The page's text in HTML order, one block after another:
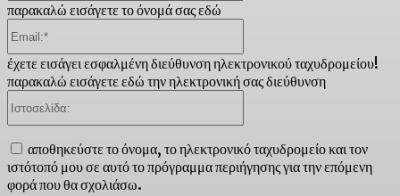
παρακαλώ εισάγετε το όνομά σας εδώ
έχετε εισάγει εσφαλμένη διεύθυνση ηλεκτρονικού ταχυδρομείου!
παρακαλώ εισάγετε εδώ την ηλεκτρονική σας διεύθυνση
αποθηκεύστε το όνομα, το ηλεκτρονικό ταχυδρομείο και τον
ιστότοπό μου σε αυτό το πρόγραμμα περιήγησης για την επόμενη
φορά που θα σχολιάσω.